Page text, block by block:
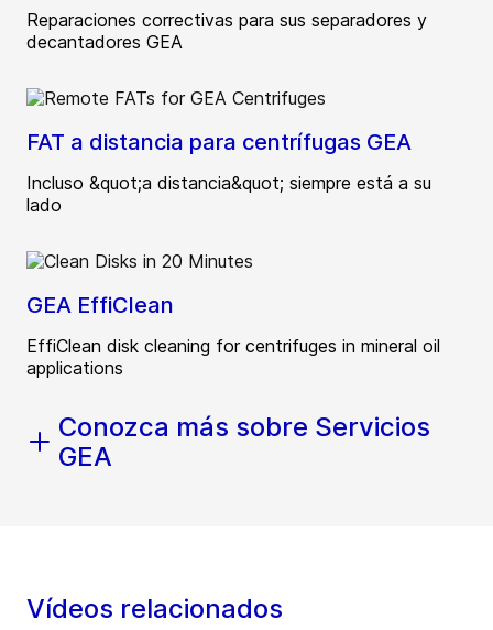
Reparaciones correctivas para sus separadores y
decantadores GEA
FAT a distancia para centrífugas GEA
Incluso &quot;a distancia&quot; siempre está a su
lado
GEA EffiClean
EffiClean disk cleaning for centrifuges in mineral oil
applications
Conozca más sobre Servicios
GEA
Vídeos relacionados